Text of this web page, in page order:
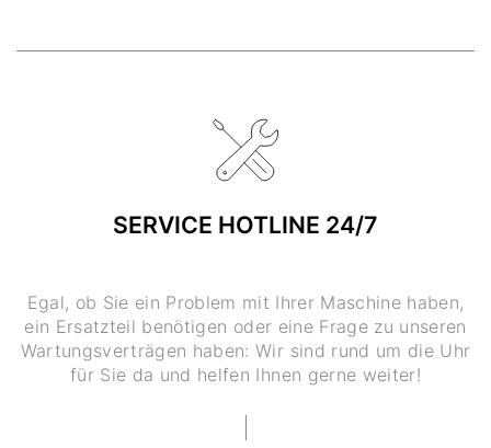
SERVICE HOTLINE 24/7
Egal, ob Sie ein Problem mit Ihrer Maschine haben,
ein Ersatzteil benötigen oder eine Frage zu unseren
Wartungsverträgen haben: Wir sind rund um die Uhr
für Sie da und helfen Ihnen gerne weiter!